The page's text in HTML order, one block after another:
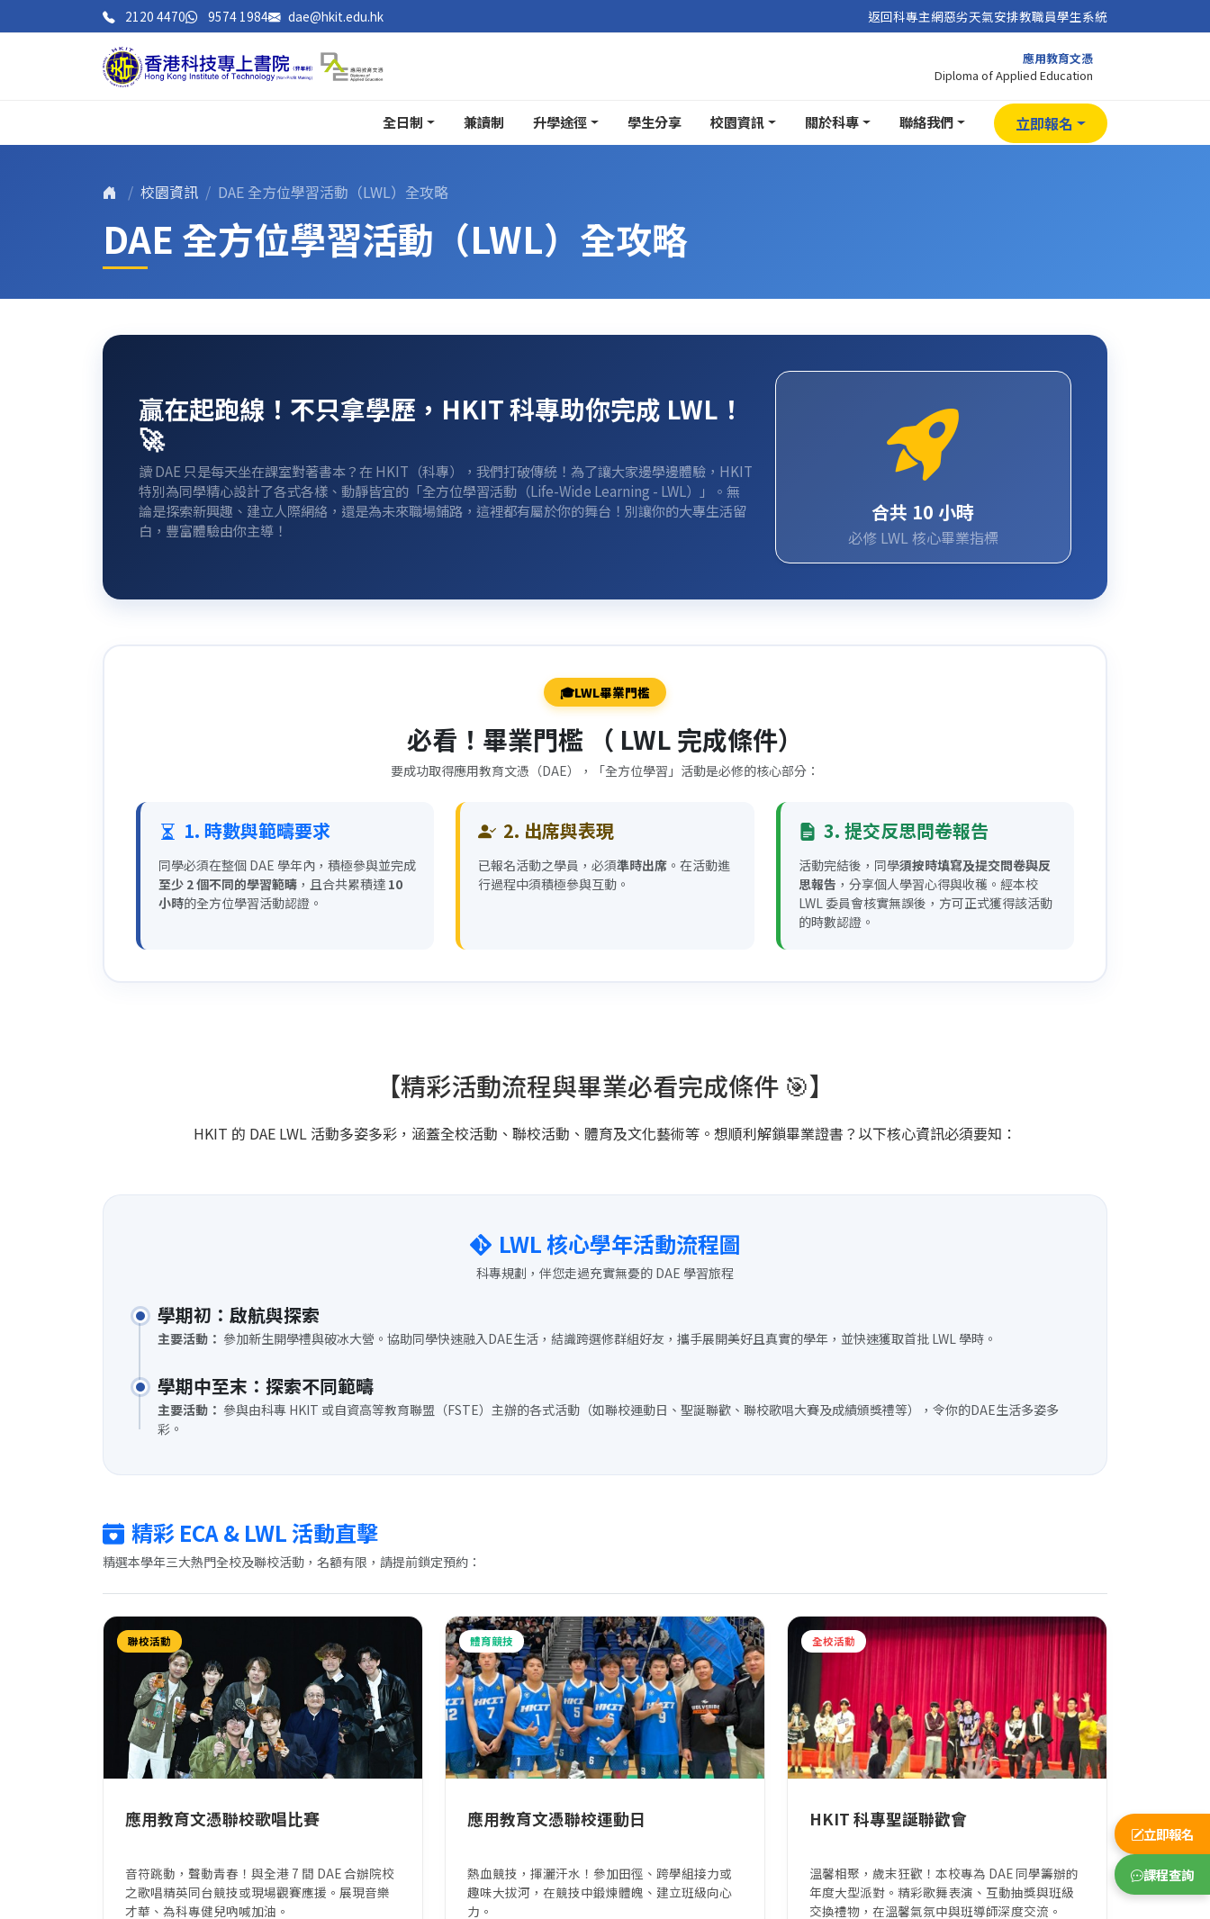
2120 4470 9574 1984 dae@hkit.edu.hk 返回科專主網惡劣天氣安排教職員學生系統
應用教育文憑
Diploma of Applied Education
全日制 兼讀制 升學途徑 學生分享 校園資訊 關於科專 聯絡我們 立即報名
立即報名
課程查詢
校園資訊 DAE 全方位學習活動（LWL）全攻略
DAE 全方位學習活動（LWL）全攻略
贏在起跑線！不只拿學歷，HKIT 科專助你完成 LWL！
🚀
讀 DAE 只是每天坐在課室對著書本？在 HKIT（科專），我們打破傳統！為了讓大家邊學邊體驗，HKIT
特別為同學精心設計了各式各樣、動靜皆宜的「全方位學習活動（Life-Wide Learning - LWL）」。無
論是探索新興趣、建立人際網絡，還是為未來職場鋪路，這裡都有屬於你的舞台！別讓你的大專生活留
白，豐富體驗由你主導！
合共 10 小時
必修 LWL 核心畢業指標
🎓LWL畢業門檻
必看！畢業門檻 （ LWL 完成條件）
要成功取得應用教育文憑（DAE），「全方位學習」活動是必修的核心部分：
1. 時數與範疇要求
同學必須在整個 DAE 學年內，積極參與並完成
至少 2 個不同的學習範疇 ，且合共累積達 10
小時的全方位學習活動認證。
2. 出席與表現
已報名活動之學員，必須準時出席 。在活動進
行過程中須積極參與互動。
3. 提交反思問卷報告
活動完結後，同學須按時填寫及提交問卷與反
思報告 ，分享個人學習心得與收穫。經本校
LWL 委員會核實無誤後，方可正式獲得該活動
的時數認證。
【精彩活動流程與畢業必看完成條件 🎯】
HKIT 的 DAE LWL 活動多姿多彩，涵蓋全校活動、聯校活動、體育及文化藝術等。想順利解鎖畢業證書？以下核心資訊必須要知：
LWL 核心學年活動流程圖
科專規劃，伴您走過充實無憂的 DAE 學習旅程
學期初：啟航與探索
主要活動： 參加新生開學禮與破冰大營。協助同學快速融入DAE生活，結識跨選修群組好友，攜手展開美好且真實的學年，並快速獲取首批 LWL 學時。
學期中至末：探索不同範疇
主要活動： 參與由科專 HKIT 或自資高等教育聯盟（FSTE）主辦的各式活動（如聯校運動日、聖誕聯歡、聯校歌唱大賽及成績頒獎禮等），令你的DAE生活多姿多
彩。
精彩 ECA & LWL 活動直擊
精選本學年三大熱門全校及聯校活動，名額有限，請提前鎖定預約：
聯校活動
應用教育文憑聯校歌唱比賽
音符跳動，聲動青春！與全港 7 間 DAE 合辦院校
之歌唱精英同台競技或現場觀賽應援。展現音樂
才華、為科專健兒吶喊加油。
體育競技
應用教育文憑聯校運動日
熱血競技，揮灑汗水！參加田徑、跨學組接力或
趣味大拔河，在競技中鍛煉體魄、建立班級向心
力。
全校活動
HKIT 科專聖誕聯歡會
溫馨相聚，歲末狂歡！本校專為 DAE 同學籌辦的
年度大型派對。精彩歌舞表演、互動抽獎與班級
交換禮物，在溫馨氣氛中與班導師深度交流。